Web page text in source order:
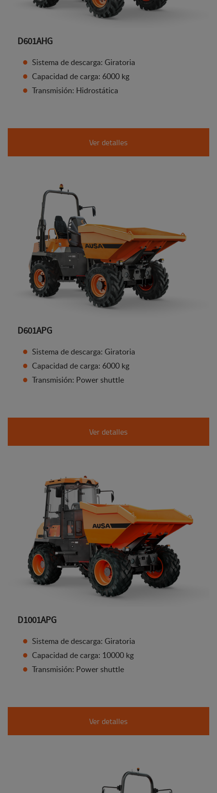
D601AHG
Sistema de descarga: Giratoria
Capacidad de carga: 6000 kg
Transmisión: Hidrostática
Ver detalles
D601APG
Sistema de descarga: Giratoria
Capacidad de carga: 6000 kg
Transmisión: Power shuttle
Ver detalles
D1001APG
Sistema de descarga: Giratoria
Capacidad de carga: 10000 kg
Transmisión: Power shuttle
Ver detalles